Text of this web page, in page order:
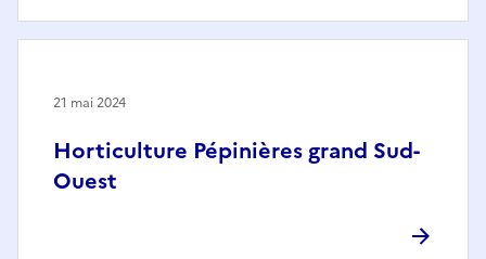
Horticulture Pépinières grand Sud-
Ouest
21 mai 2024